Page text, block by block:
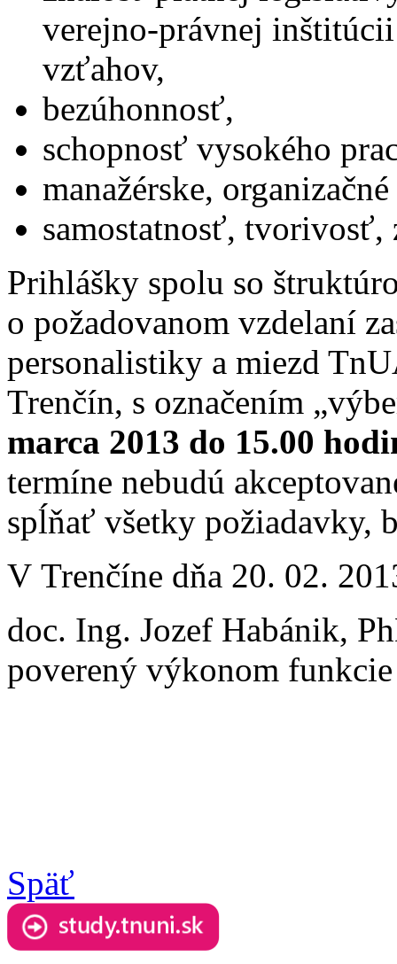
verejno-právnej
vzťahov,
bezúhonnosť,
schopnosť vysokého
manažérske,
samostatnosť, tvorivosť,
Prihlášky spolu so
o požadovanom vzdelaní
personalistiky a miezd
Trenčín, s označením
marca 2013 do 15.00
termíne nebudú
spĺňať všetky požiadavky,
V Trenčíne dňa 20. 02.
doc. Ing. Jozef Habánik,
poverený výkonom
Späť